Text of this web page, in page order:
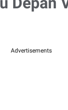
Advertisements